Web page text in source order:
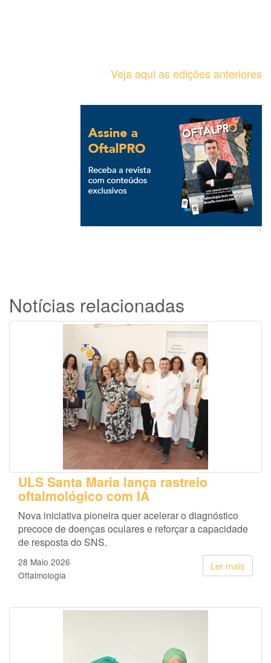
Veja aqui as edições anteriores
`
Notícias relacionadas
ULS Santa Maria lança rastreio
oftalmológico com IA
Nova iniciativa pioneira quer acelerar o diagnóstico
precoce de doenças oculares e reforçar a capacidade
de resposta do SNS.
Ler mais
28 Maio 2026
Oftalmologia